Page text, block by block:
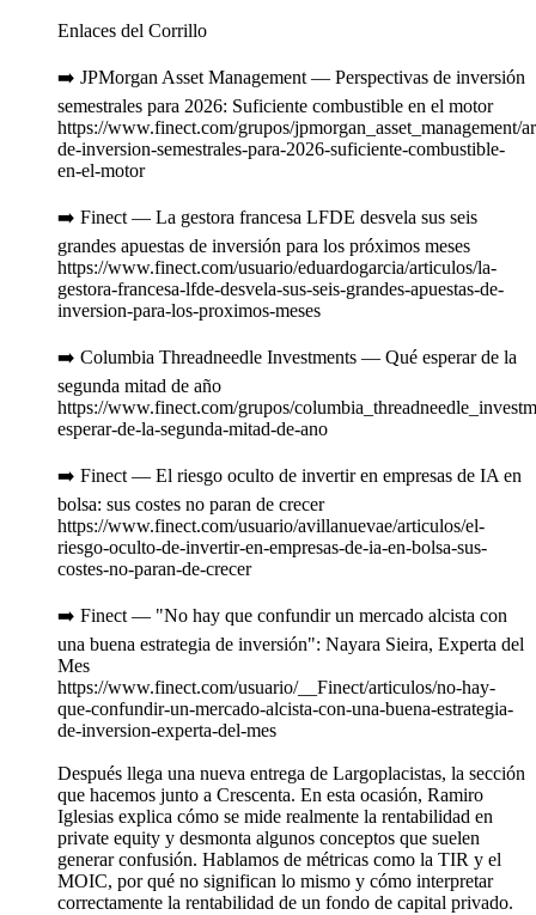
Enlaces del Corrillo
➡️ JPMorgan Asset Management — Perspectivas de inversión
semestrales para 2026: Suficiente combustible en el motor
https://www.finect.com/grupos/jpmorgan_asset_management/
de-inversion-semestrales-para-2026-suficiente-combustible-
en-el-motor
➡️ Finect — La gestora francesa LFDE desvela sus seis
grandes apuestas de inversión para los próximos meses
https://www.finect.com/usuario/eduardogarcia/articulos/la-
gestora-francesa-lfde-desvela-sus-seis-grandes-apuestas-de-
inversion-para-los-proximos-meses
➡️ Columbia Threadneedle Investments — Qué esperar de la
segunda mitad de año
https://www.finect.com/grupos/
esperar-de-la-segunda-mitad-de-ano
➡️ Finect — El riesgo oculto de invertir en empresas de IA en
bolsa: sus costes no paran de crecer
https://www.finect.com/usuario/avillanuevae/articulos/el-
riesgo-oculto-de-invertir-en-empresas-de-ia-en-bolsa-sus-
costes-no-paran-de-crecer
➡️ Finect — "No hay que confundir un mercado alcista con
una buena estrategia de inversión": Nayara Sieira, Experta del
Mes
https://www.finect.com/usuario/__Finect/articulos/no-hay-
que-confundir-un-mercado-alcista-con-una-buena-estrategia-
de-inversion-experta-del-mes
Después llega una nueva entrega de Largoplacistas, la sección
que hacemos junto a Crescenta. En esta ocasión, Ramiro
Iglesias explica cómo se mide realmente la rentabilidad en
private equity y desmonta algunos conceptos que suelen
generar confusión. Hablamos de métricas como la TIR y el
MOIC, por qué no significan lo mismo y cómo interpretar
correctamente la rentabilidad de un fondo de capital privado.